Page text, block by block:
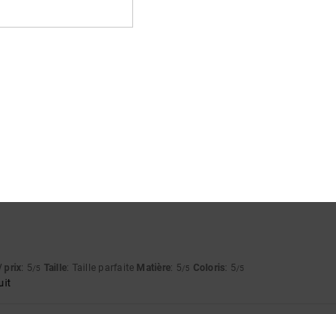
prix: 5/5 Taille: Taille parfaite Matière: 5/5 Coloris: 5/5